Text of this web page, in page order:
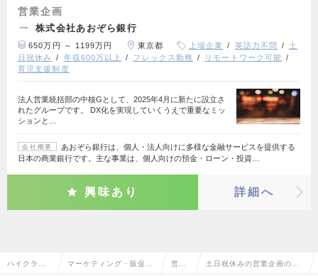
営業企画
株式会社あおぞら銀行
650万円 ～ 1199万円 東京都 上場企業 英語力不問
土
日祝休み
年収600万以上 フレックス勤務
リモートワーク可能
育児支援制度
法人営業統括部の中核Gとして、2025年4月に新たに設立さ
れたグループです。 DX化を実現していくうえで重要なミッ
ションと…
会社概要
あおぞら銀行は、個人・法人向けに多様な金融サービスを提供する
日本の商業銀行です。主な事業は、個人向けの預金・ローン・投資…
興味あり 詳細へ
ハイクラス マーケティング・販促企 営業 土日祝休みの営業企画の転